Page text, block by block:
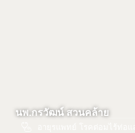
นพ.กรวัฒน์ สวนคล้าย